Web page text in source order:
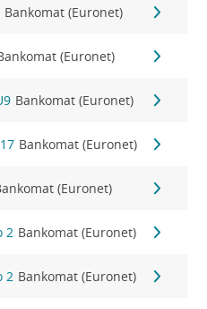
Bankomat (Euronet)
(Euronet)
Bankomat (Euronet)
Bankomat (Euronet)
(Euronet)
2 Bankomat (Euronet)
2 Bankomat (Euronet)